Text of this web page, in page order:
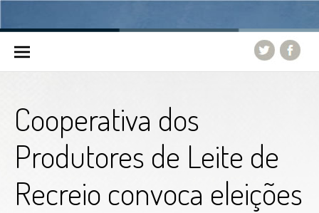
Cooperativa dos
Produtores de Leite de
Recreio convoca eleições